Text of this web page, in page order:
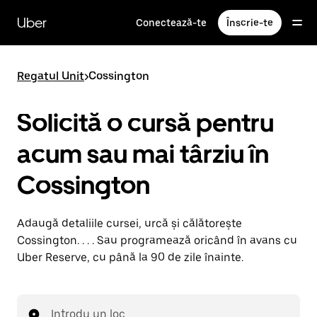
direct
conținutul
principal
Uber Conectează-te Înscrie-te
Regatul Unit>Cossington
Solicită o cursă pentru
acum sau mai târziu în
Cossington
Adaugă detaliile cursei, urcă și călătorește
Cossington. . . . Sau programează oricând în avans cu
Uber Reserve, cu până la 90 de zile înainte.
Introdu un loc